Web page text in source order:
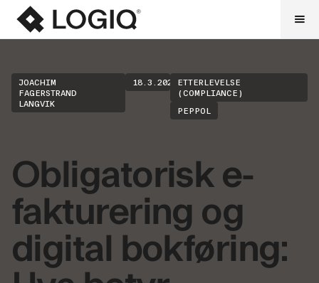
JOACHIM
FAGERSTRAND
LANGVIK
18.3.2026 ETTERLEVELSE
(COMPLIANCE)
PEPPOL
Obligatorisk e-
fakturering og
digital bokføring: